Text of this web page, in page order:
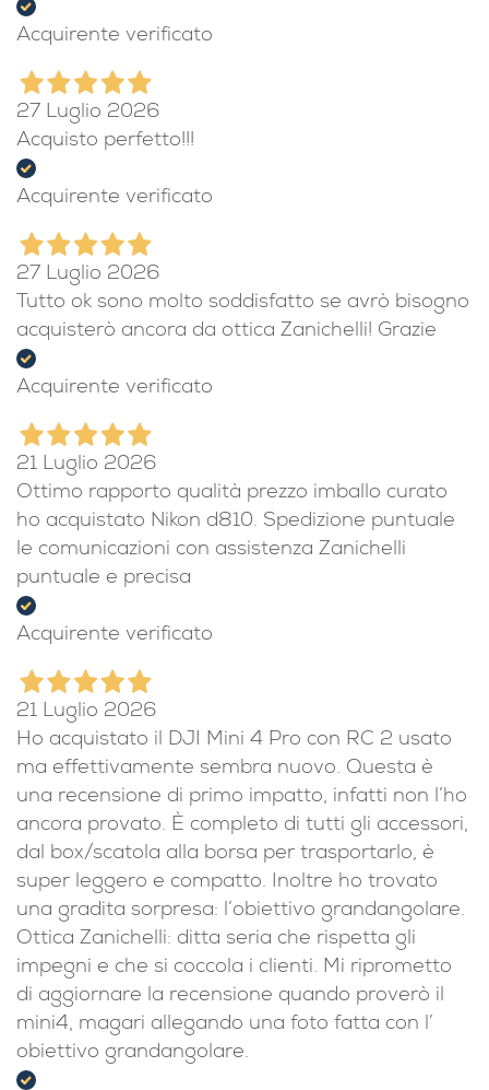
Acquirente verificato
27 Luglio 2026
Acquisto perfetto!!!
Acquirente verificato
27 Luglio 2026
Tutto ok sono molto soddisfatto se avrò bisogno
acquisterò ancora da ottica Zanichelli! Grazie
Acquirente verificato
21 Luglio 2026
Ottimo rapporto qualità prezzo imballo curato
ho acquistato Nikon d810. Spedizione puntuale
le comunicazioni con assistenza Zanichelli
puntuale e precisa
Acquirente verificato
21 Luglio 2026
Ho acquistato il DJI Mini 4 Pro con RC 2 usato
ma effettivamente sembra nuovo. Questa è
una recensione di primo impatto, infatti non l’ho
ancora provato. È completo di tutti gli accessori,
dal box/scatola alla borsa per trasportarlo, è
super leggero e compatto. Inoltre ho trovato
una gradita sorpresa: l’obiettivo grandangolare.
Ottica Zanichelli: ditta seria che rispetta gli
impegni e che si coccola i clienti. Mi riprometto
di aggiornare la recensione quando proverò il
mini4, magari allegando una foto fatta con l’
obiettivo grandangolare.